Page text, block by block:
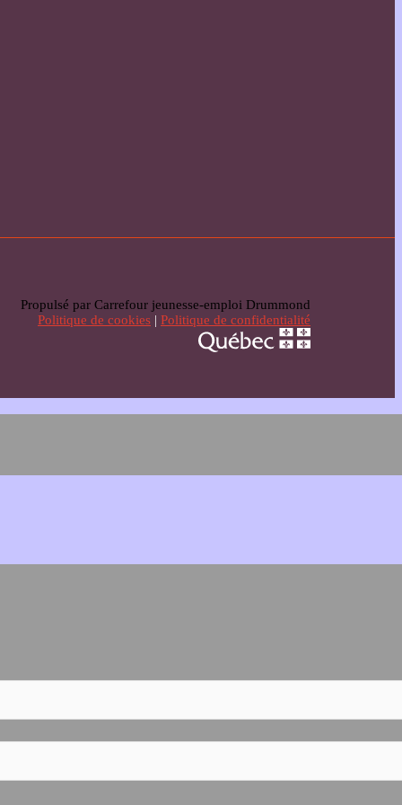
Propulsé par Carrefour jeunesse-emploi Drummond
Politique de cookies | Politique de confidentialité